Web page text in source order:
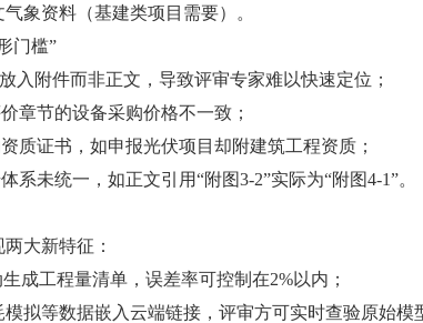
资料（基建类项目需要）。
门槛”
附件而非正文，导致评审专家难以快速定位；
节的设备采购价格不一致；
证书，如申报光伏项目却附建筑工程资质；
未统一，如正文引用“附图3-2”实际为“附图4-1”。
大新特征：
工程量清单，误差率可控制在2%以内；
等数据嵌入云端链接，评审方可实时查验原始模